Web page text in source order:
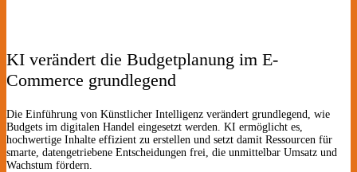
KI verändert die Budgetplanung im E-
Commerce grundlegend
Die Einführung von Künstlicher Intelligenz verändert grundlegend, wie
Budgets im digitalen Handel eingesetzt werden. KI ermöglicht es,
hochwertige Inhalte effizient zu erstellen und setzt damit Ressourcen für
smarte, datengetriebene Entscheidungen frei, die unmittelbar Umsatz und
Wachstum fördern.